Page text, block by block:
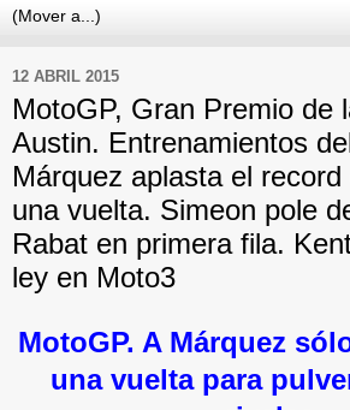
12 ABRIL 2015
MotoGP, Gran Premio de
Austin. Entrenamientos
Márquez aplasta el
una vuelta. Simeon pole
Rabat en primera fila.
ley en Moto3
MotoGP. A Márquez
una vuelta para